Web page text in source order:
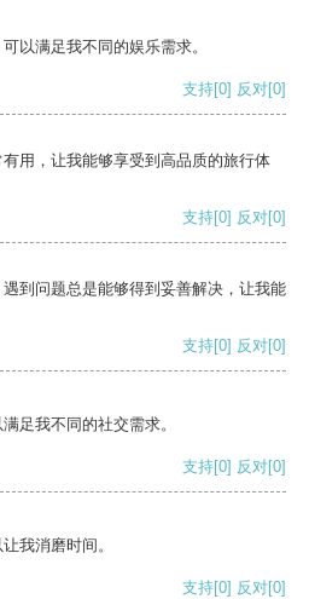
以满足我不同的娱乐需求。
支持[0] 反对[0]
用，让我能够享受到高品质的旅行体
支持[0] 反对[0]
到问题总是能够得到妥善解决，让我能
支持[0] 反对[0]
足我不同的社交需求。
支持[0] 反对[0]
我消磨时间。
支持[0] 反对[0]